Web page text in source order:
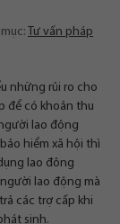
Tư vấn pháp
những rủi ro cho
để có khoản thu
lao động
hiểm xã hội thì
lao đông
lao động mà
các trợ cấp khi
sinh.